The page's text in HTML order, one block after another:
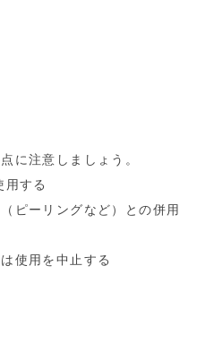
に注意しましょう。
用する
ピーリングなど）との併用
使用を中止する